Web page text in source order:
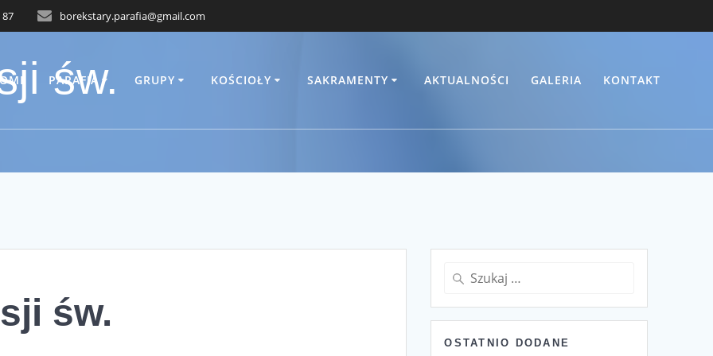
87 borekstary.parafia@gmail.com
PARAFIA GRUPY KOŚCIOŁY SAKRAMENTY AKTUALNOŚCI GALERIA KONTAKT
św.
św.
Szukaj:
OSTATNIO DODANE